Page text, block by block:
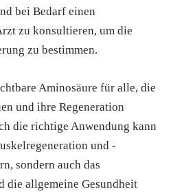
bei Bedarf einen
zu konsultieren, um die
zu bestimmen.
Aminosäure für alle, die
und ihre Regeneration
die richtige Anwendung kann
und -
sondern auch das
die allgemeine Gesundheit